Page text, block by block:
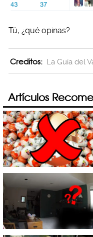
Tú, ¿qué opinas?
Creditos: La Guía del
Artículos